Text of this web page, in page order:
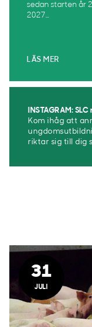
sedan starten år
2027...
LÄS MER
INSTAGRAM:
Kom ihåg att
riktar sig till dig
31
JULI